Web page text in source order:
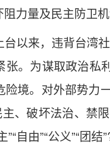
力量及民主防卫
以来，违背台湾
。为谋取政治私
境。对外部势力
、破坏法治、禁
自由”“公义”“团结